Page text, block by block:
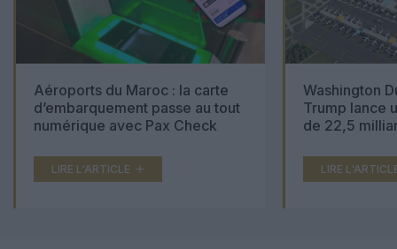
Aéroports du Maroc : la carte
d’embarquement passe au tout
numérique avec Pax Check
LIRE L'ARTICLE
Washington
Trump lance
de 22,5
LIRE